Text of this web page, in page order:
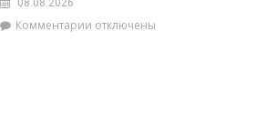
соответствует
08.08.2026
Комментарии котключены